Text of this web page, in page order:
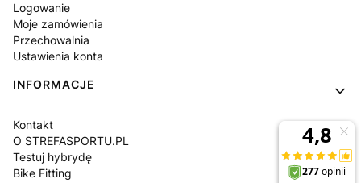
Logowanie
Moje zamówienia
Przechowalnia
Ustawienia konta
INFORMACJE
Kontakt
O STREFASPORTU.PL
Testuj hybrydę
Bike Fitting